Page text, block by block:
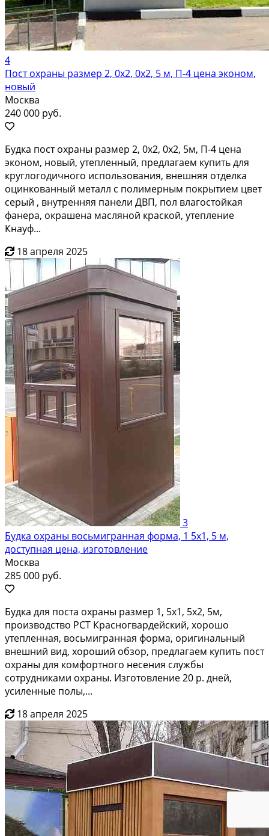
4
Пост охраны размер 2, 0х2, 0х2, 5 м, П-4 цена эконом,
новый
Москва
240 000 руб.
Будка пост охраны размер 2, 0х2, 0х2, 5м, П-4 цена
эконом, новый, утепленный, предлагаем купить для
круглогодичного использования, внешняя отделка
оцинкованный металл с полимерным покрытием цвет
серый , внутренняя панели ДВП, пол влагостойкая
фанера, окрашена масляной краской, утепление
Кнауф...
18 апреля 2025
3
Будка охраны восьмигранная форма, 1 5х1, 5 м,
доступная цена, изготовление
Москва
285 000 руб.
Будка для поста охраны размер 1, 5х1, 5х2, 5м,
производство РСТ Красногвардейский, хорошо
утепленная, восьмигранная форма, оригинальный
внешний вид, хороший обзор, предлагаем купить пост
охраны для комфортного несения службы
сотрудниками охраны. Изготовление 20 р. дней,
усиленные полы,...
18 апреля 2025